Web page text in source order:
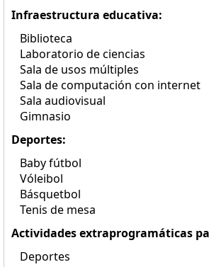
Infraestructura educativa:
Biblioteca
Laboratorio de ciencias
Sala de usos múltiples
Sala de computación con internet
Sala audiovisual
Gimnasio
Deportes:
Baby fútbol
Vóleibol
Básquetbol
Tenis de mesa
Actividades extraprogramáticas
Deportes